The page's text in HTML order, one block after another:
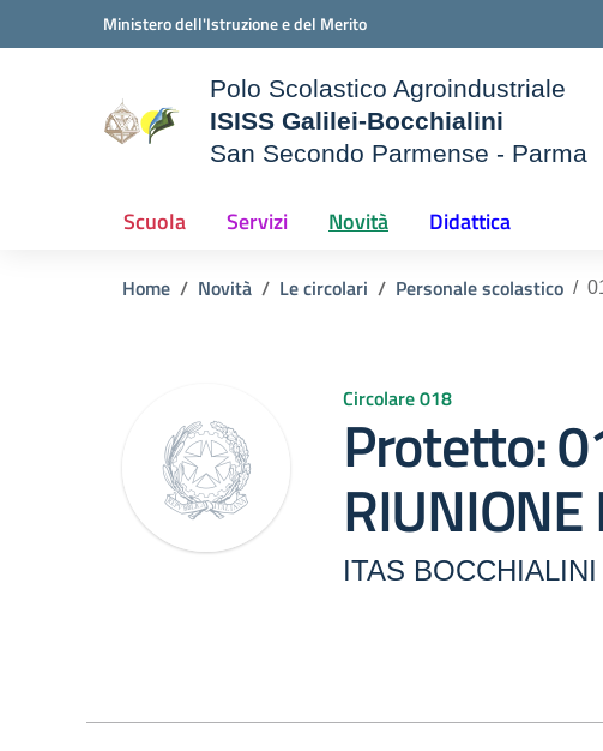
Ministero dell'Istruzione e del Merito
Polo Scolastico Agroindustriale
ISISS Galilei-Bocchialini
San Secondo Parmense - Parma
Scuola Servizi Novità Didattica
Home Novità Le circolari Personale scolastico
Circolare 018
Protetto:
ITAS BOCCHIALINI